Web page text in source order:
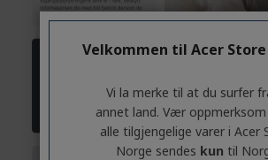
Velkommen til Acer
Vi la merke til at du surfer
annet land. Vær
alle tilgjengelige varer i Acer
Norge sendes kun til